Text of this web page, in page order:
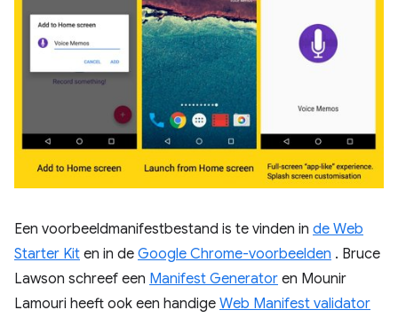
Een voorbeeldmanifestbestand is te vinden in de Web
Starter Kit en in de Google Chrome-voorbeelden . Bruce
Lawson schreef een Manifest Generator en Mounir
Lamouri heeft ook een handige Web Manifest validator